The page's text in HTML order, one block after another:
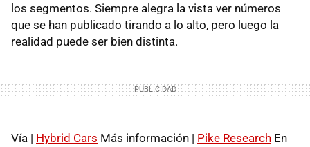
los segmentos. Siempre alegra la vista ver números
que se han publicado tirando a lo alto, pero luego la
realidad puede ser bien distinta.
Vía | Hybrid Cars Más información | Pike Research En